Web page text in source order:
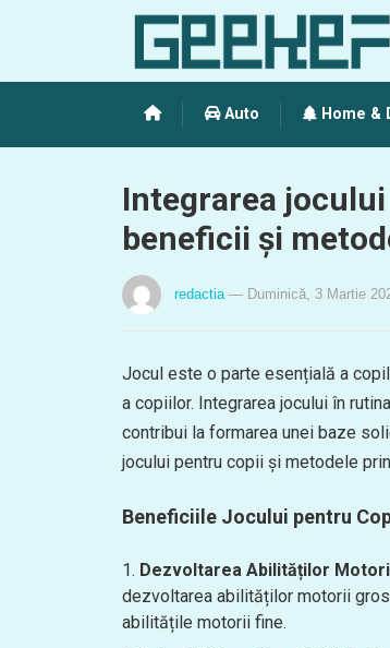
Auto Home &
Integrarea
beneficii și
redactia — Duminică, 3 Martie
Jocul este o parte esențială a
a copiilor. Integrarea jocului în
contribui la formarea unei baze
jocului pentru copii și metodele
Beneficiile Jocului pentru
Dezvoltarea Abilităților
dezvoltarea abilităților motorii
abilitățile motorii fine.